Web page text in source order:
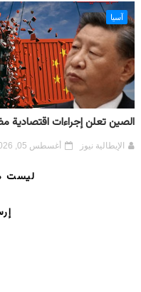
آسيا
الصين تعلن إجراءات اقتصادية
الإيطالية نيوز أغسطس 05, 2026
ليست